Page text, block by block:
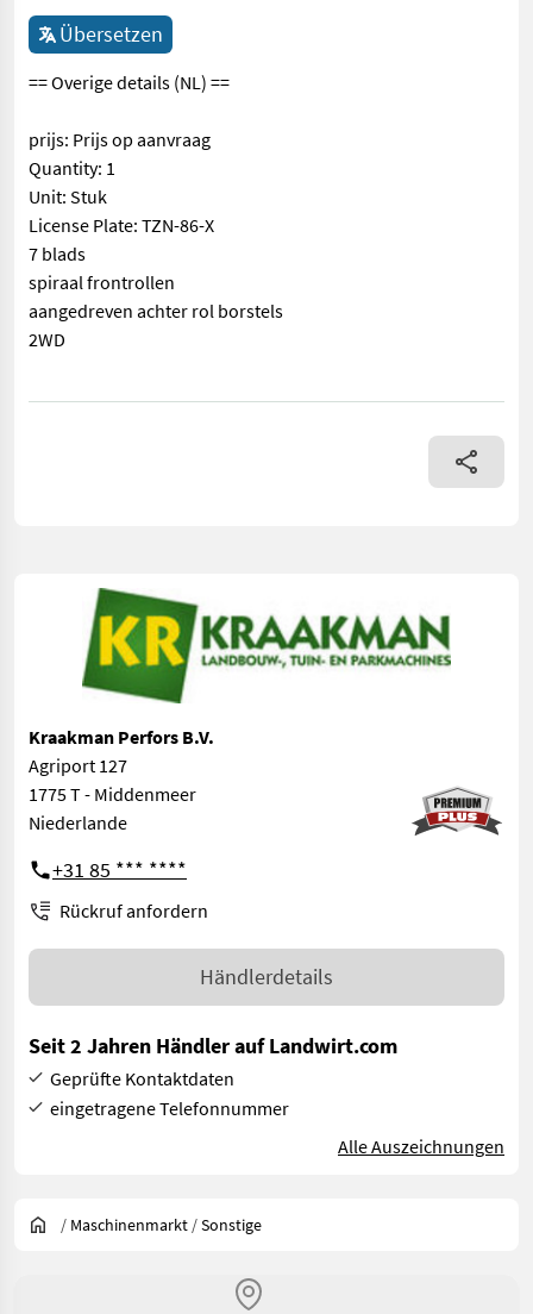
Übersetzen
== Overige details (NL) ==
prijs: Prijs op aanvraag
Quantity: 1
Unit: Stuk
License Plate: TZN-86-X
7 blads
spiraal frontrollen
aangedreven achter rol borstels
2WD
== Overige details (NL) == prijs: Prijs op aanvraag Quantity: 1
Kraakman Perfors B.V.
Agriport 127
1775 T - Middenmeer
Niederlande
+31 85 *** ****
Rückruf anfordern
Händlerdetails
Seit 2 Jahren Händler auf Landwirt.com
Geprüfte Kontaktdaten
eingetragene Telefonnummer
Alle Auszeichnungen
/ Maschinenmarkt /Sonstige